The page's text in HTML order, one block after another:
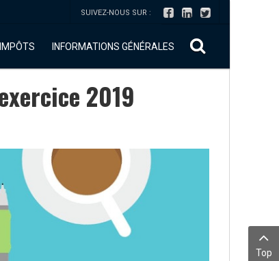
SUIVEZ-NOUS SUR :
IMPÔTS INFORMATIONS GÉNÉRALES
2019
Top